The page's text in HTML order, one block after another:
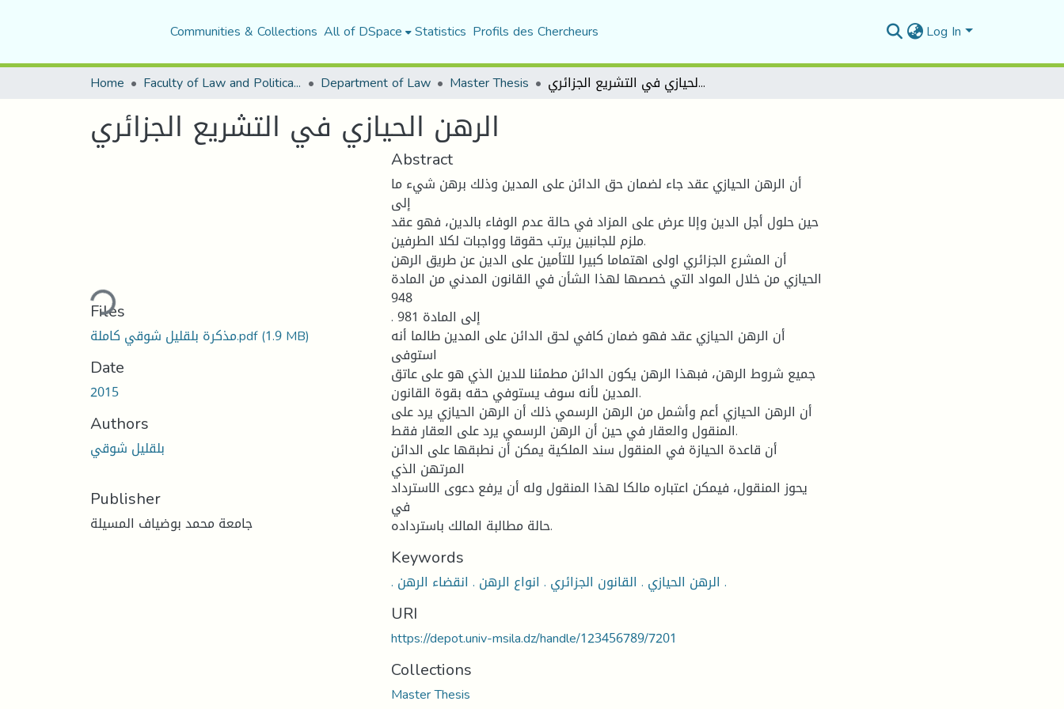
Communities & Collections All of DSpace Statistics Profils des Chercheurs Log In
Home Faculty of Law and Political Science Department of Law Master Thesis الرهن الحيازي في التشريع الجزائري
الرهن الحيازي في التشريع الجزائري
Loading...
Files
مذكرة بلقليل شوقي كاملة.pdf(1.9 MB)
Date
2015
Authors
بلقليل شوقي
Publisher
جامعة محمد بوضياف المسيلة
Abstract
أن الرهن الحيازي عقد جاء لضمان حق الدائن على المدين وذلك برهن شيء ما
إلى
حين حلول أجل الدين وإلا عرض على المزاد في حالة عدم الوفاء بالدين، فهو عقد
ملزم للجانبين يرتب حقوقا وواجبات لكلا الطرفين.
أن المشرع الجزائري اولى اهتماما كبيرا للتأمين على الدين عن طريق الرهن
الحيازي من خلال المواد التي خصصها لهذا الشأن في القانون المدني من المادة
948
. إلى المادة 981
أن الرهن الحيازي عقد فهو ضمان كافي لحق الدائن على المدين طالما أنه
استوفى
جميع شروط الرهن، فبهذا الرهن يكون الدائن مطمئنا للدين الذي هو على عاتق
المدين لأنه سوف يستوفي حقه بقوة القانون.
أن الرهن الحيازي أعم وأشمل من الرهن الرسمي ذلك أن الرهن الحيازي يرد على
المنقول والعقار في حين أن الرهن الرسمي يرد على العقار فقط.
أن قاعدة الحيازة في المنقول سند الملكية يمكن أن نطبقها على الدائن
المرتهن الذي
يحوز المنقول، فيمكن اعتباره مالكا لهذا المنقول وله أن يرفع دعوى الاسترداد
في
حالة مطالبة المالك باسترداده.
Keywords
. الرهن الحيازي . القانون الجزائري . انواع الرهن . انقضاء الرهن .
URI
https://depot.univ-msila.dz/handle/123456789/7201
Collections
Master Thesis